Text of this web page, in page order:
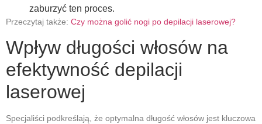
zaburzyć ten proces.
Przeczytaj także: Czy można golić nogi po depilacji laserowej?
Wpływ długości włosów na
efektywność depilacji
laserowej
Specjaliści podkreślają, że optymalna długość włosów jest kluczowa